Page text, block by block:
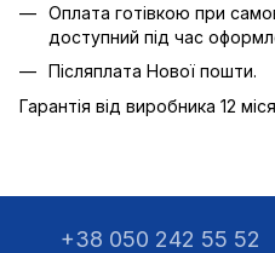
Оплата готівкою при
доступний під час
Післяплата Нової пошти.
Гарантія від виробника 12
+38 050 242 55 52